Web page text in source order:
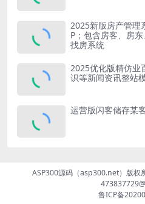
2025新版房产管理
P；包含房客、房
找房系统
2025优化版精仿业
识等新闻资讯整站
运营版闪客储存某
ASP300源码（asp300.net）版权
鲁ICP备